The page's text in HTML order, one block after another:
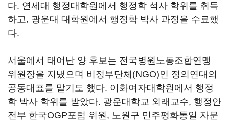
다. 연세대 행정대학원에서 행정학 석사 학위를 취득
하고, 광운대 대학원에서 행정학 박사 과정을 수료했
다.
서울에서 태어난 양 후보는 전국병원노동조합연맹
위원장을 지냈으며 비정부단체(NGO)인 정의연대의
공동대표를 맡기도 했다. 이화여자대학원에서 행정
학 박사 학위를 받았다. 광운대학교 외래교수, 행정안
전부 한국OGP포럼 위원, 노원구 민주평화통일 자문